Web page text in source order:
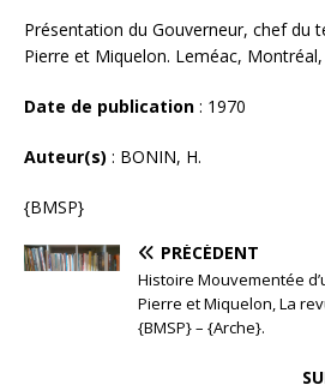
Présentation du Gouverneur, chef du
Pierre et Miquelon. Leméac, Montréal,
Date de publication : 1970
Auteur(s) : BONIN, H.
{BMSP}
PRÉCÉDENT
Histoire Mouvementée
Pierre et Miquelon, La
{BMSP} – {Arche}.